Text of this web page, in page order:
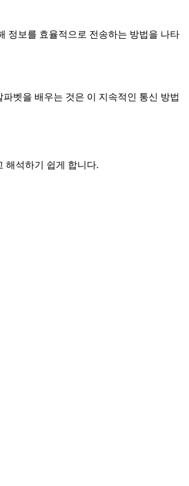
정보를 효율적으로 전송하는 방법을 나타
벳을 배우는 것은 이 지속적인 통신 방법
해석하기 쉽게 합니다.